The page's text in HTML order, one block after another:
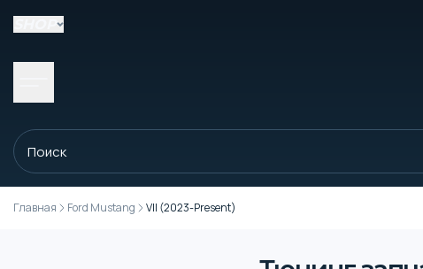
Главная Ford Mustang VII (2023-Present)